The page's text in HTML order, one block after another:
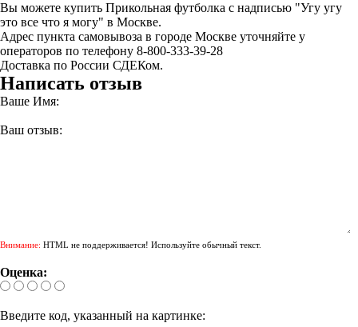
Вы можете купить Прикольная футболка с надписью "Угу угу
это все что я могу" в Москве.
Адрес пункта самовывоза в городе Москве уточняйте у
операторов по телефону 8-800-333-39-28
Доставка по России СДЕКом.
Написать отзыв
Ваше Имя:
Ваш отзыв:
Внимание: HTML не поддерживается! Используйте обычный текст.
Оценка:
Введите код, указанный на картинке: